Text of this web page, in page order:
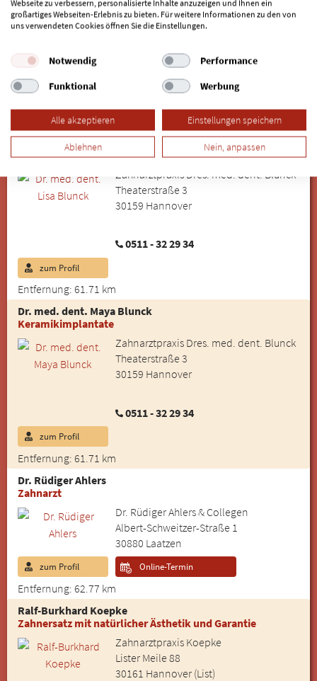
City Zahnarzt Hannover
Rathenaustr. 12
0511 - 32 52 25
Entfernung: 61.64 km
Dr. med. dent. Lisa Blunck
Computernavigierte Zahnimplantat-OP
Zahnarztpraxis Dres. med. dent. Blunck
Theaterstraße 3
30159 Hannover
0511 - 32 29 34
Entfernung: 61.71 km
zum Profil
Dr. med. dent. Maya Blunck
Keramikimplantate
Zahnarztpraxis Dres. med. dent. Blunck
Theaterstraße 3
30159 Hannover
0511 - 32 29 34
Entfernung: 61.71 km
zum Profil
Dr. Rüdiger Ahlers
Zahnarzt
Dr. Rüdiger Ahlers & Collegen
Albert-Schweitzer-Straße 1
30880 Laatzen
Entfernung: 62.77 km
zum Profil Online-Termin
Ralf-Burkhard Koepke
Zahnersatz mit natürlicher Ästhetik und Garantie
Zahnarztpraxis Koepke
Lister Meile 88
30161 Hannover (List)
Webseite zu verbessern, personalisierte Inhalte anzuzeigen und Ihnen ein
großartiges Webseiten-Erlebnis zu bieten. Für weitere Informationen zu den von
uns verwendeten Cookies öffnen Sie die Einstellungen.
Notwendig
Performance
Funktional
Werbung
Alle akzeptieren Einstellungen speichern
Ablehnen Nein, anpassen